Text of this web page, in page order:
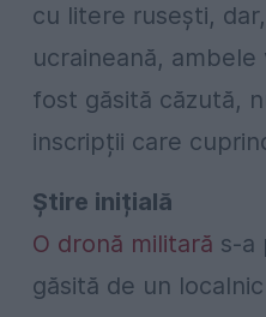
cu litere rusești,
ucraineană,
fost găsită căzută,
inscripții care
Știre inițială
O dronă militară s-a
găsită de un